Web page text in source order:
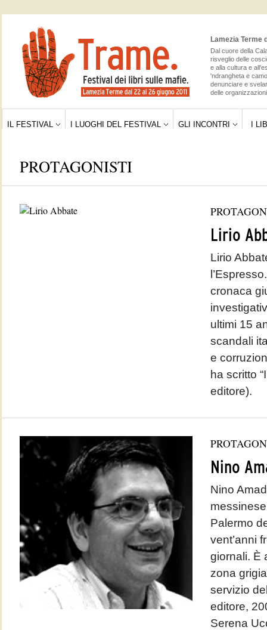
Lamezia Terme
Dal cuore della
risveglio delle
e alla cultura e
'ndrangheta e
denunciare e
delle
IL FESTIVAL I LUOGHI DEL FESTIVAL GLI INCONTRI I
PROTAGONISTI
Lirio
Lirio
cronaca
ultimi 15
scandali
e
ha scritto
editore).
Nino
Nino
Palermo
vent’anni
giornali. È
zona
servizio
editore,
Serena